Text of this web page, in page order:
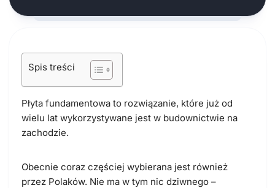
Spis treści
Płyta fundamentowa to rozwiązanie, które już od
wielu lat wykorzystywane jest w budownictwie na
zachodzie.
Obecnie coraz częściej wybierana jest również
przez Polaków. Nie ma w tym nic dziwnego –